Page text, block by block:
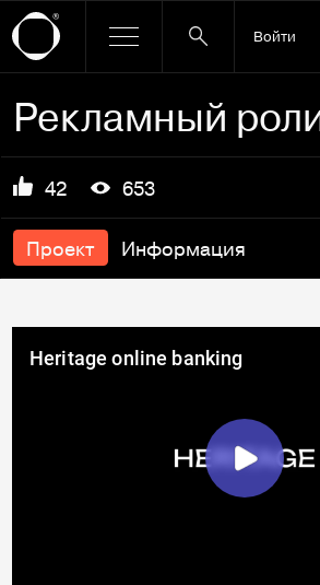
Войти
42 653
Проект Информация